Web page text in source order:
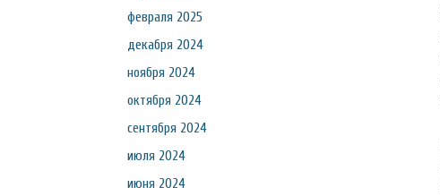
февраля 2025
декабря 2024
ноября 2024
октября 2024
сентября 2024
июля 2024
июня 2024